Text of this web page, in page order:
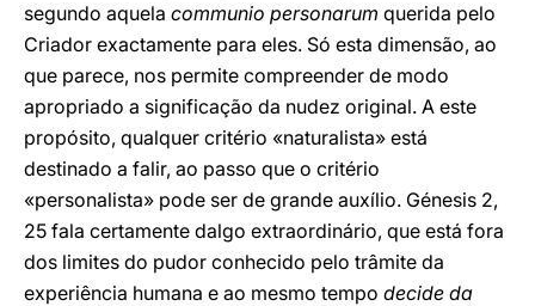
segundo aquela communio personarum querida pelo
Criador exactamente para eles. Só esta dimensão, ao
que parece, nos permite compreender de modo
apropriado a significação da nudez original. A este
propósito, qualquer critério «naturalista» está
destinado a falir, ao passo que o critério
«personalista» pode ser de grande auxílio. Génesis 2,
25 fala certamente dalgo extraordinário, que está fora
dos limites do pudor conhecido pelo trâmite da
experiência humana e ao mesmo tempo decide da